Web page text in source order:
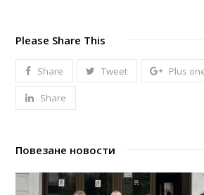
Please Share This
Share Tweet Plus
Share
Повезане новости